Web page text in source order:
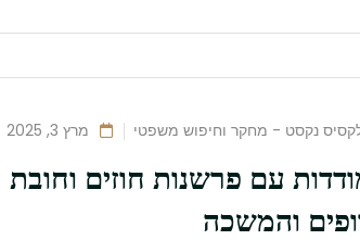
מרץ 3, 2025
עם פרשנות חוזים
והמשכה